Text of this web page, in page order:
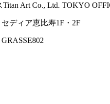
Titan Art Co., Ltd. TOKYO
ディア恵比寿1F・2F